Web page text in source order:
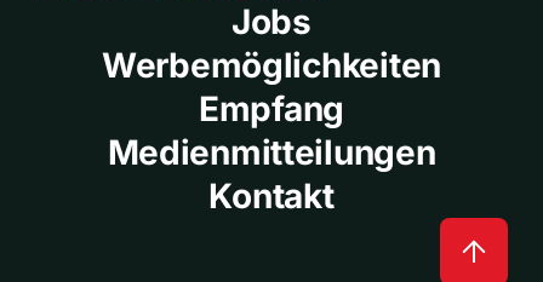
Jobs
Werbemöglichkeiten
Empfang
Medienmitteilungen
Kontakt